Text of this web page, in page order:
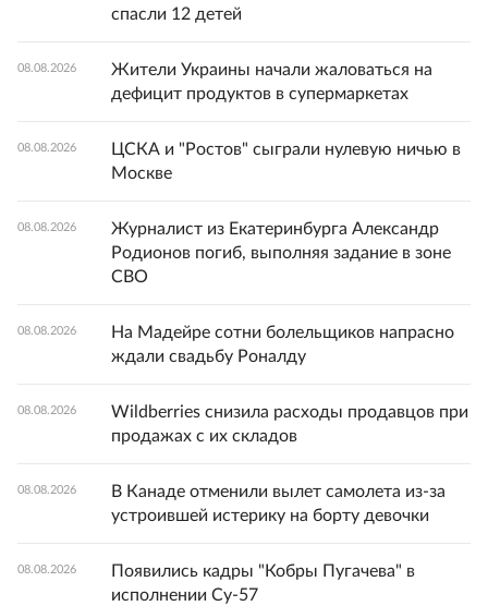
спасли 12 детей
08.08.2026
Жители Украины начали жаловаться на
дефицит продуктов в супермаркетах
08.08.2026
ЦСКА и "Ростов" сыграли нулевую ничью в
Москве
08.08.2026
Журналист из Екатеринбурга Александр
Родионов погиб, выполняя задание в зоне
СВО
08.08.2026
На Мадейре сотни болельщиков напрасно
ждали свадьбу Роналду
08.08.2026
Wildberries снизила расходы продавцов при
продажах с их складов
08.08.2026
В Канаде отменили вылет самолета из-за
устроившей истерику на борту девочки
08.08.2026
Появились кадры "Кобры Пугачева" в
исполнении Су-57